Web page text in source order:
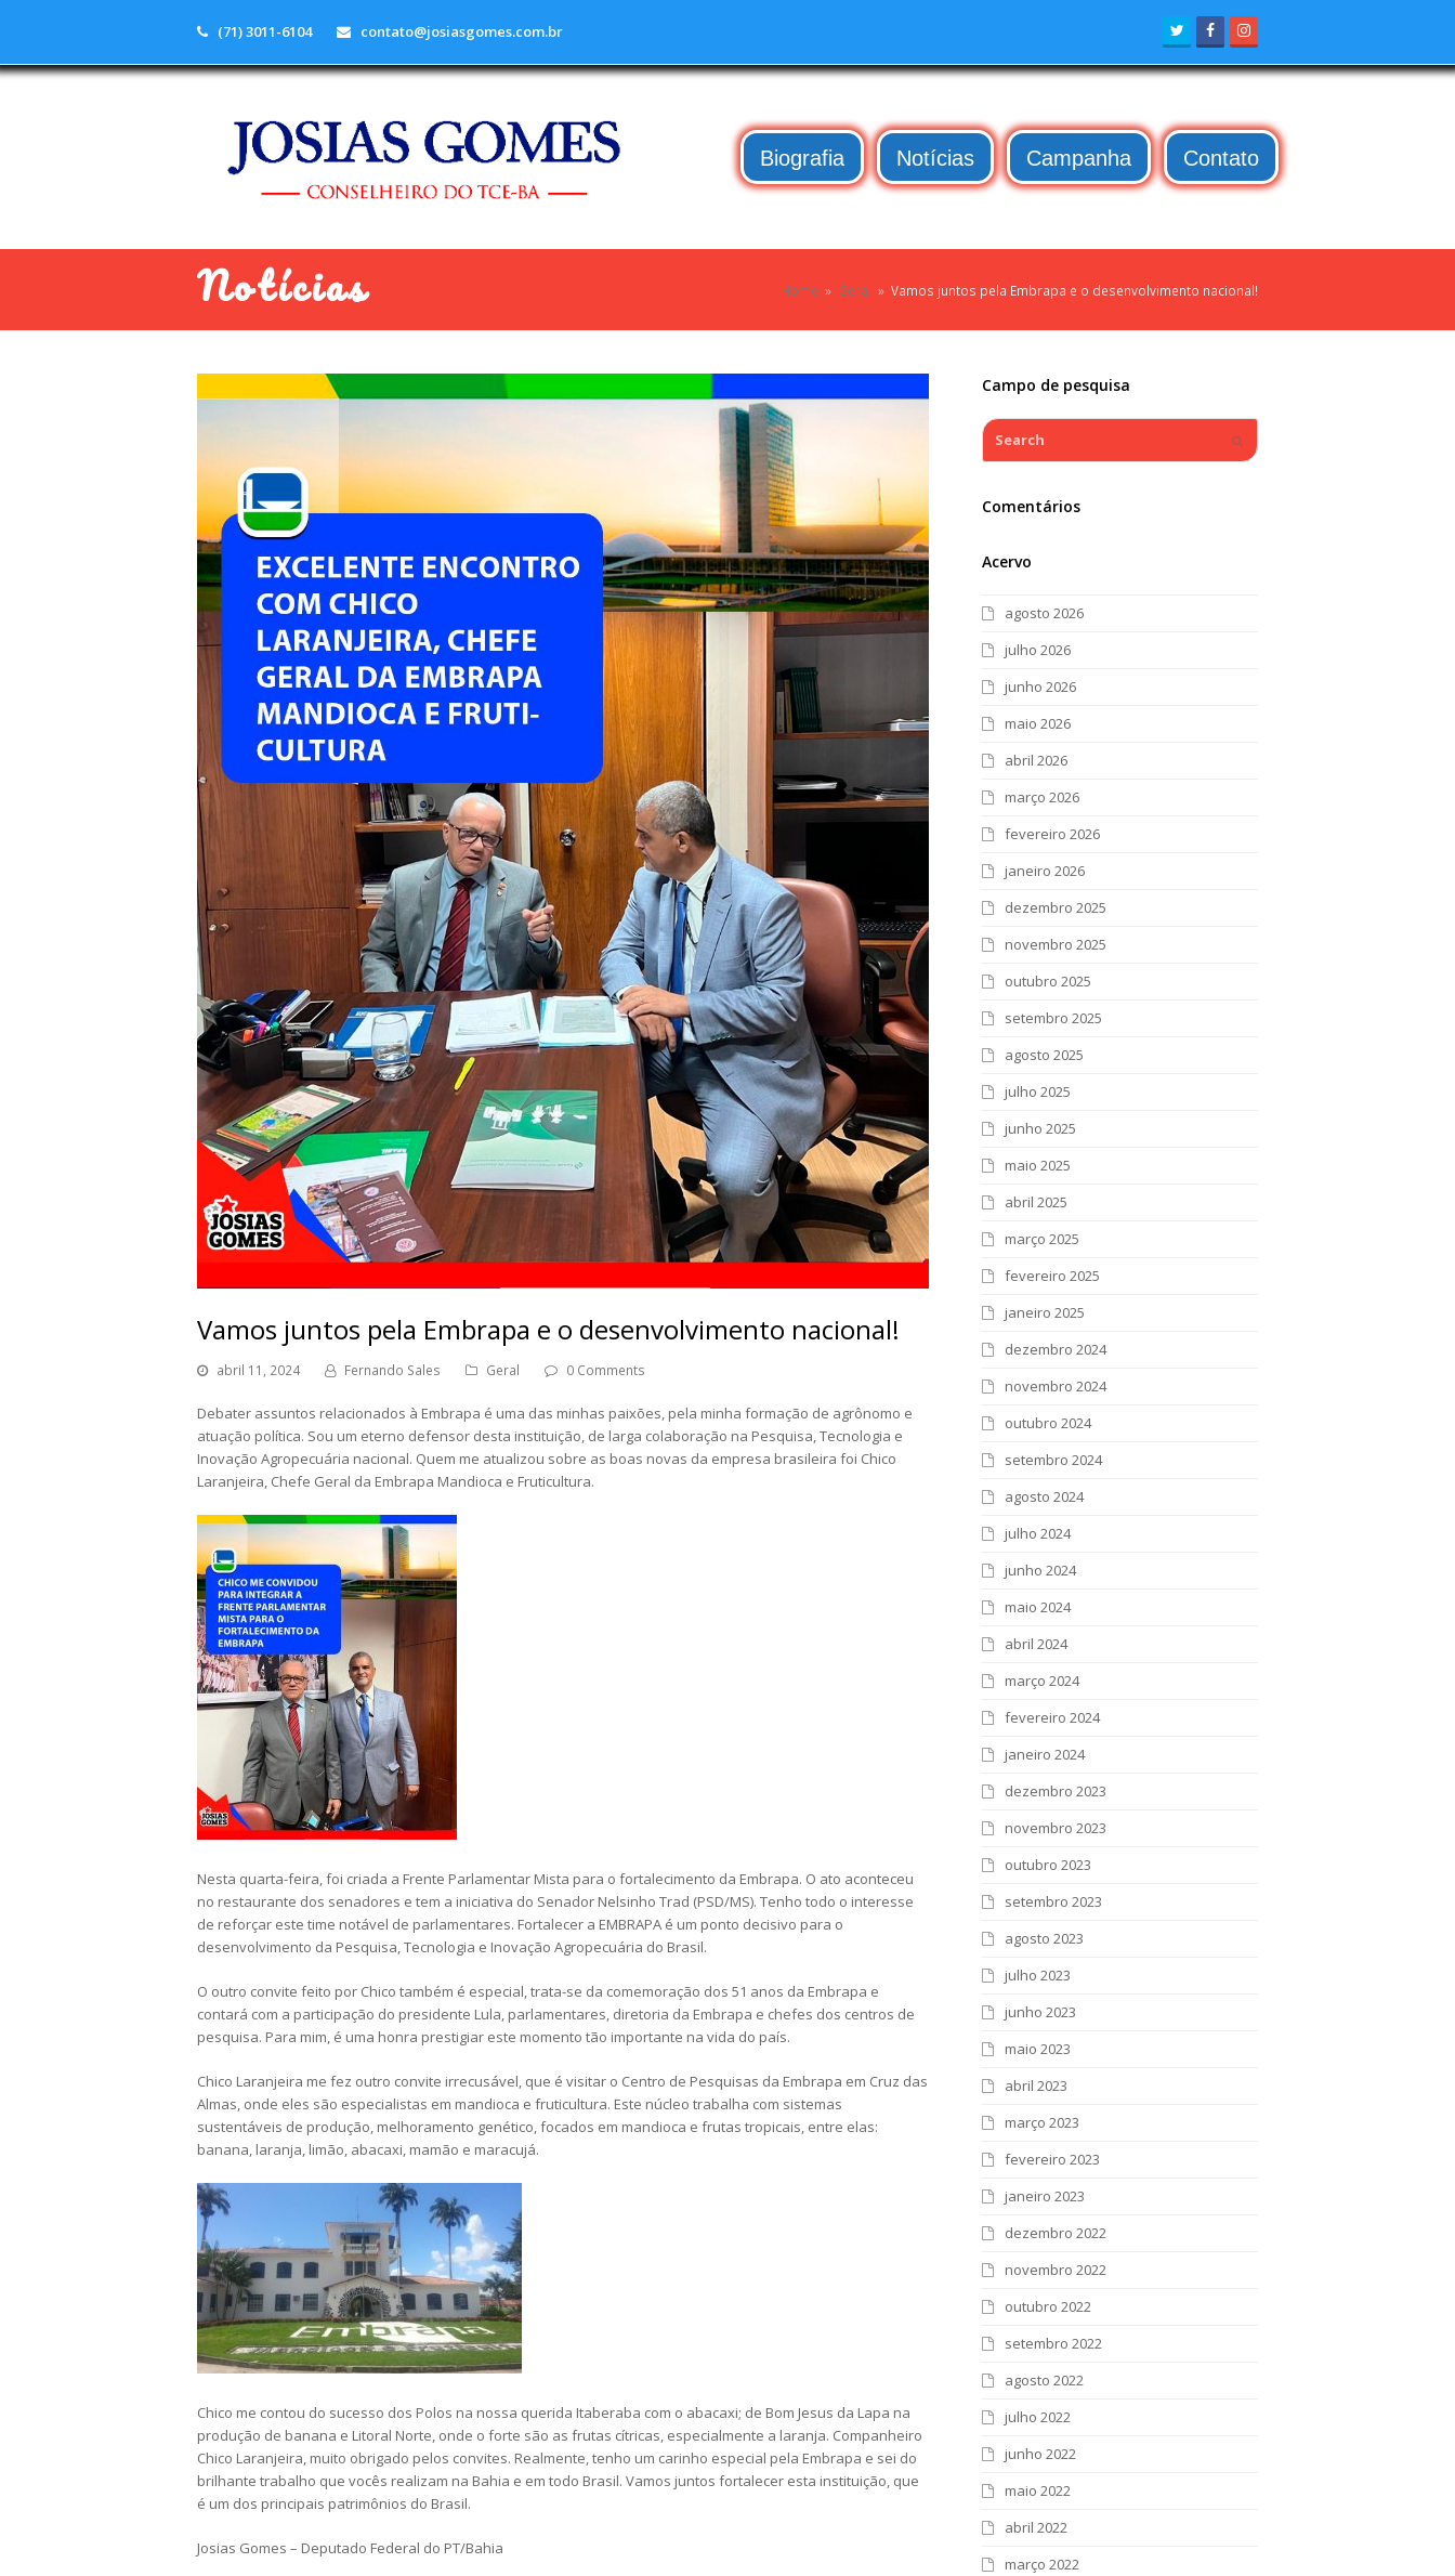
(71) 3011-6104 contato@josiasgomes.com.br TwitterFacebook
Biografia Notícias Campanha Contato
Notícias Home » Geral » Vamos juntos pela Embrapa e o desenvolvimento nacional!
Vamos juntos pela Embrapa e o desenvolvimento nacional!
abril 11, 2024 Fernando Sales Geral 0 Comments
Debater assuntos relacionados à Embrapa é uma das minhas paixões, pela minha formação de agrônomo e
atuação política. Sou um eterno defensor desta instituição, de larga colaboração na Pesquisa, Tecnologia e
Inovação Agropecuária nacional. Quem me atualizou sobre as boas novas da empresa brasileira foi Chico
Laranjeira, Chefe Geral da Embrapa Mandioca e Fruticultura.
Nesta quarta-feira, foi criada a Frente Parlamentar Mista para o fortalecimento da Embrapa. O ato aconteceu
no restaurante dos senadores e tem a iniciativa do Senador Nelsinho Trad (PSD/MS). Tenho todo o interesse
de reforçar este time notável de parlamentares. Fortalecer a EMBRAPA é um ponto decisivo para o
desenvolvimento da Pesquisa, Tecnologia e Inovação Agropecuária do Brasil.
O outro convite feito por Chico também é especial, trata-se da comemoração dos 51 anos da Embrapa e
contará com a participação do presidente Lula, parlamentares, diretoria da Embrapa e chefes dos centros de
pesquisa. Para mim, é uma honra prestigiar este momento tão importante na vida do país.
Chico Laranjeira me fez outro convite irrecusável, que é visitar o Centro de Pesquisas da Embrapa em Cruz das
Almas, onde eles são especialistas em mandioca e fruticultura. Este núcleo trabalha com sistemas
sustentáveis de produção, melhoramento genético, focados em mandioca e frutas tropicais, entre elas:
banana, laranja, limão, abacaxi, mamão e maracujá.
Chico me contou do sucesso dos Polos na nossa querida Itaberaba com o abacaxi; de Bom Jesus da Lapa na
produção de banana e Litoral Norte, onde o forte são as frutas cítricas, especialmente a laranja. Companheiro
Chico Laranjeira, muito obrigado pelos convites. Realmente, tenho um carinho especial pela Embrapa e sei do
brilhante trabalho que vocês realizam na Bahia e em todo Brasil. Vamos juntos fortalecer esta instituição, que
é um dos principais patrimônios do Brasil.
Josias Gomes – Deputado Federal do PT/Bahia
Campo de pesquisa
Search
Comentários
Acervo
agosto 2026
julho 2026
junho 2026
maio 2026
abril 2026
março 2026
fevereiro 2026
janeiro 2026
dezembro 2025
novembro 2025
outubro 2025
setembro 2025
agosto 2025
julho 2025
junho 2025
maio 2025
abril 2025
março 2025
fevereiro 2025
janeiro 2025
dezembro 2024
novembro 2024
outubro 2024
setembro 2024
agosto 2024
julho 2024
junho 2024
maio 2024
abril 2024
março 2024
fevereiro 2024
janeiro 2024
dezembro 2023
novembro 2023
outubro 2023
setembro 2023
agosto 2023
julho 2023
junho 2023
maio 2023
abril 2023
março 2023
fevereiro 2023
janeiro 2023
dezembro 2022
novembro 2022
outubro 2022
setembro 2022
agosto 2022
julho 2022
junho 2022
maio 2022
abril 2022
março 2022